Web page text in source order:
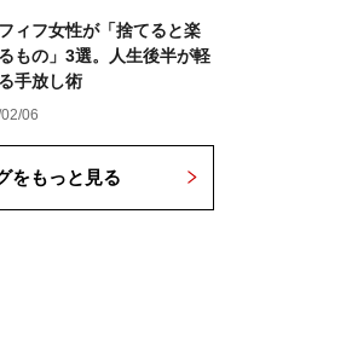
ィフ女性が「捨てると楽
もの」3選。人生後半が軽
手放し術
06
をもっと見る